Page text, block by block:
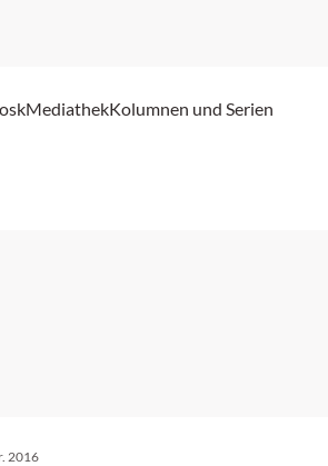
MediathekKolumnen und Serien
2016